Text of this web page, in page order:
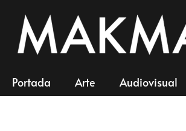
Portada Arte Audiovisual